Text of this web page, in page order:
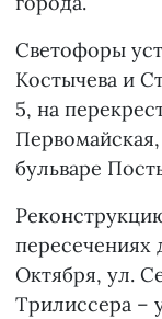
Светофоры
Костычева и
5, на
бульваре
пересечениях
Октября, ул.
Трилиссера –